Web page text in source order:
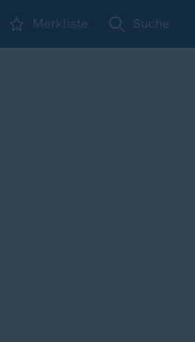
Merkliste Suche